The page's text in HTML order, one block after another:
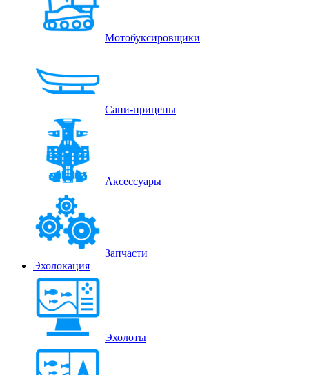
Мотобуксировщики
Сани-прицепы
Аксессуары
Запчасти
Эхолокация
Эхолоты